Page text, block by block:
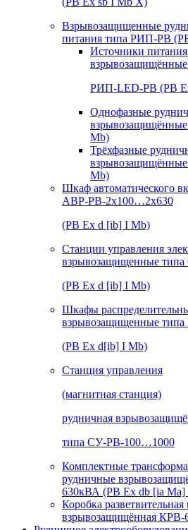
Взрывозащищенные
питания типа РИП-РВ
Источники
взрывозащищённые
РИП-LED-РВ (РВ
Однофазные
Mb)
Трёхфазные
Mb)
Шкаф автоматического
АВР-РВ-2х100…2х630
(РВ Ex d [ib] I Mb)
Станции управления
взрывозащищенные
(РВ Ex d [ib] I Mb)
Шкафы
взрывозащищенные
(РВ Ex d[ib] I Mb)
Станция управления
(магнитная станция)
рудничная
типа СУ-РВ-100…1000
Комплектные
рудничные
630кВА (РВ Ex db [ia Ma]
Коробка
взрывозащищённая КРВ-